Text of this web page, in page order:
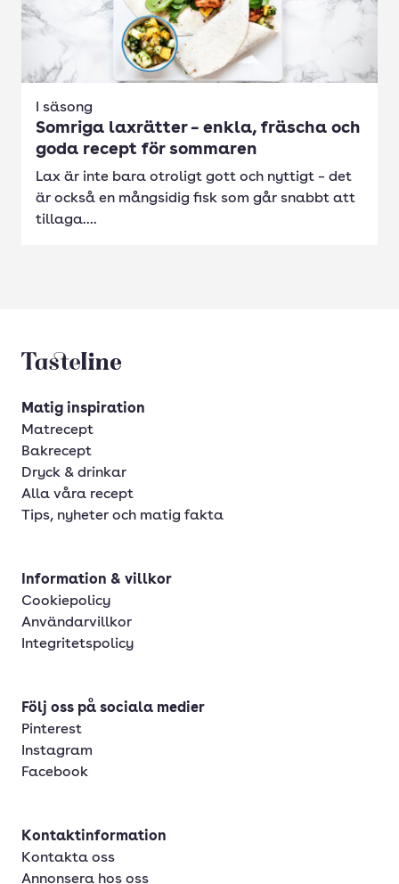
I säsong
Somriga laxrätter – enkla, fräscha och
goda recept för sommaren
Lax är inte bara otroligt gott och nyttigt – det
är också en mångsidig fisk som går snabbt att
tillaga....
Tasteline startsida
Matig inspiration
Matrecept
Bakrecept
Dryck & drinkar
Alla våra recept
Tips, nyheter och matig fakta
Information & villkor
Cookiepolicy
Användarvillkor
Integritetspolicy
Följ oss på sociala medier
Pinterest
Instagram
Facebook
Kontaktinformation
Kontakta oss
Annonsera hos oss